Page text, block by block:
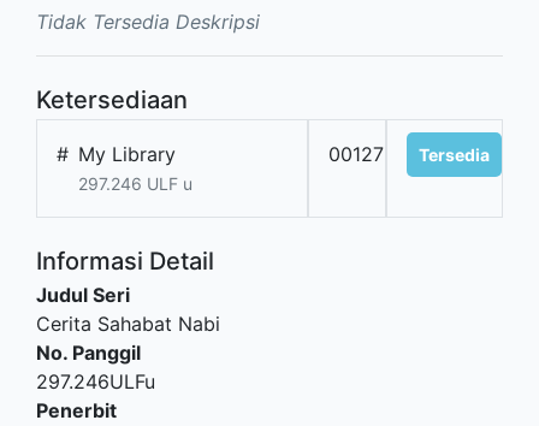
Tidak Tersedia Deskripsi
Ketersediaan
# My Library
297.246 ULF u
00127 Tersedia
Informasi Detail
Judul Seri
Cerita Sahabat Nabi
No. Panggil
297.246ULFu
Penerbit